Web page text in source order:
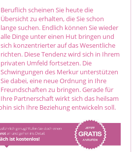
Beruflich scheinen Sie heute die
Übersicht zu erhalten, die Sie schon
lange suchen. Endlich können Sie wieder
alle Dinge unter einen Hut bringen und
sich konzentrierter auf das Wesentliche
richten. Diese Tendenz wird sich in Ihrem
privaten Umfeld fortsetzen. Die
Schwingungen des Merkur unterstützen
Sie dabei, eine neue Ordnung in Ihre
Freundschaften zu bringen. Gerade für
Ihre Partnerschaft wirkt sich das heilsam
sich Ihre Beziehung entwickeln soll.